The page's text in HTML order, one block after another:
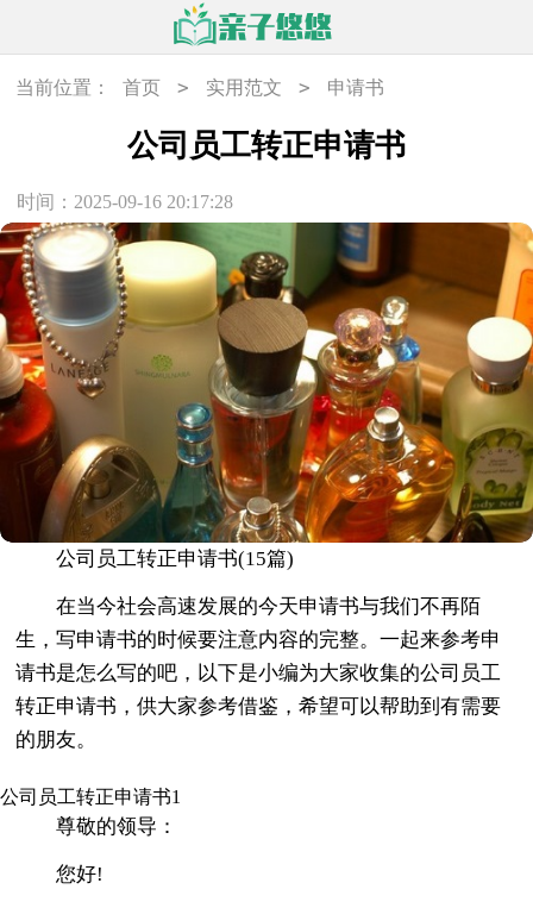
当前位置： 首页 > 实用范文 > 申请书
公司员工转正申请书
时间：2025-09-16 20:17:28
公司员工转正申请书(15篇)
在当今社会高速发展的今天申请书与我们不再陌
生，写申请书的时候要注意内容的完整。一起来参考申
请书是怎么写的吧，以下是小编为大家收集的公司员工
转正申请书，供大家参考借鉴，希望可以帮助到有需要
的朋友。
公司员工转正申请书1
尊敬的领导：
您好!